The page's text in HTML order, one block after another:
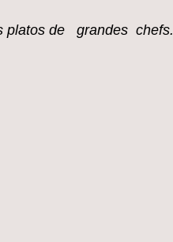
platos de grandes chefs.